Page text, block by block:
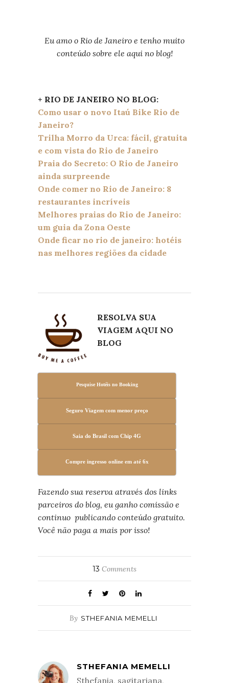
Eu amo o Rio de Janeiro e tenho muito
conteúdo sobre ele aqui no blog!
+ RIO DE JANEIRO NO BLOG:
Como usar o novo Itaú Bike Rio de
Janeiro?
Trilha Morro da Urca: fácil, gratuita
e com vista do Rio de Janeiro
Praia do Secreto: O Rio de Janeiro
ainda surpreende
Onde comer no Rio de Janeiro: 8
restaurantes incríveis
Melhores praias do Rio de Janeiro:
um guia da Zona Oeste
Onde ficar no rio de janeiro: hotéis
nas melhores regiões da cidade
RESOLVA SUA
VIAGEM AQUI NO
BLOG
Pesquise Hotéis no Booking
Seguro Viagem com menor preço
Saia do Brasil com Chip 4G
Compre ingresso online em até 6x
Fazendo sua reserva através dos links
parceiros do blog, eu ganho comissão e
continuo publicando conteúdo gratuito.
Você não paga a mais por isso!
13 Comments
By STHEFANIA MEMELLI
STHEFANIA MEMELLI
Sthefania, sagitariana,